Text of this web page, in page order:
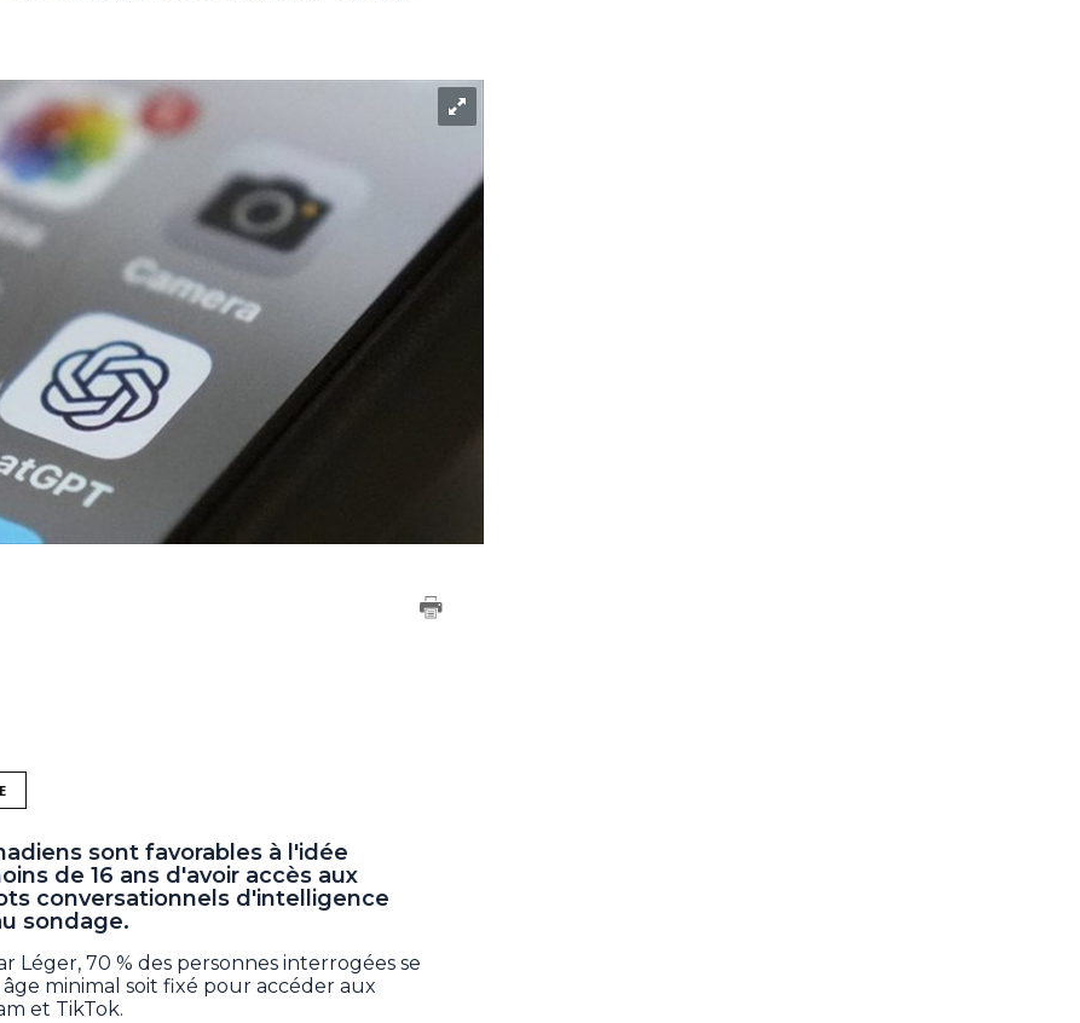
sont favorables à l'idée
de 16 ans d'avoir accès aux
conversationnels d'intelligence
sondage.
Léger, 70 % des personnes interrogées se
minimal soit fixé pour accéder aux
et TikTok.